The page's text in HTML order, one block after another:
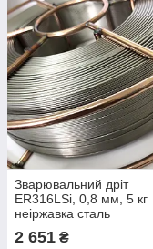
Зварювальний дріт
ER316LSi, 0,8 мм, 5 кг
неіржавка сталь
2 651 ₴